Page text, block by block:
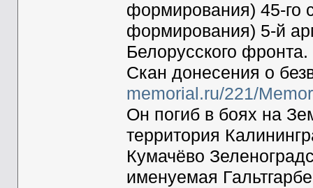
формирования) 45-го
формирования) 5-й
Белорусского фронта.
Скан донесения о
memorial.ru/221/
Он погиб в боях на
территория
Кумачёво
именуемая